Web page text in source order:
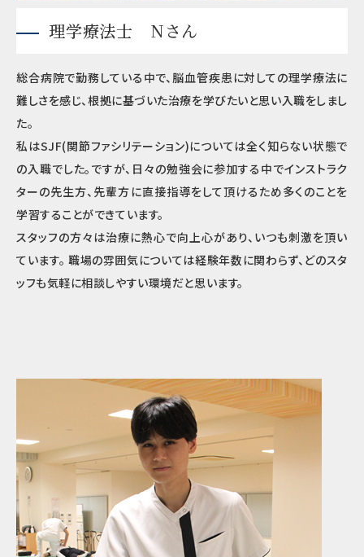
理学療法士 Nさん
総合病院で勤務している中で、脳血管疾患に対しての理学療法に
難しさを感じ、根拠に基づいた治療を学びたいと思い入職をしまし
た。
私はSJF(関節ファシリテーション)については全く知らない状態で
の入職でした。ですが、日々の勉強会に参加する中でインストラク
ターの先生方、先輩方に直接指導をして頂けるため多くのことを
学習することができています。
スタッフの方々は治療に熱心で向上心があり、いつも刺激を頂い
ています。 職場の雰囲気については経験年数に関わらず、どのスタ
ッフも気軽に相談しやすい環境だと思います。